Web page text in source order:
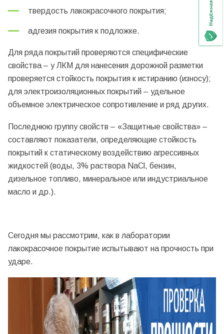
твердость лакокрасочного покрытия;
адгезия покрытия к подложке.
Для ряда покрытий проверяются специфические
свойства – у ЛКМ для нанесения дорожной разметки
проверяется стойкость покрытия к истиранию (износу);
для электроизоляционных покрытий – удельное
объемное электрическое сопротивление и ряд других.
Последнюю группу свойств – «Защитные свойства» –
составляют показатели, определяющие стойкость
покрытий к статическому воздействию агрессивных
жидкостей (воды, 3% раствора NaCl, бензин,
дизельное топливо, минеральное или индустриальное
масло и др.).
Сегодня мы рассмотрим, как в лаборатории
лакокрасочное покрытие испытывают на прочность при
ударе.